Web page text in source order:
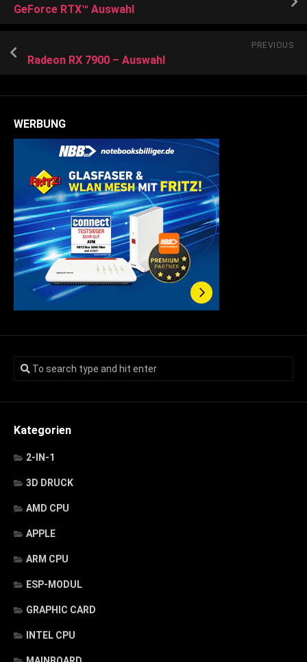
GeForce RTX™ Auswahl
PREVIOUS
Radeon RX 7900 – Auswahl
WERBUNG
Kategorien
2-IN-1
3D DRUCK
AMD CPU
APPLE
ARM CPU
ESP-MODUL
GRAPHIC CARD
INTEL CPU